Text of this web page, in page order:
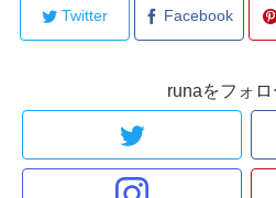
Twitter Facebook
runaをフォロ